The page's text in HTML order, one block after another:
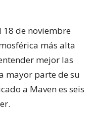
18 de noviembre
más alta
mejor las
mayor parte de su
a Maven es seis